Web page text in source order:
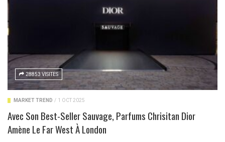
28853 VISITES
MARKET TREND / 1 OCT 2025
Avec Son Best-Seller Sauvage, Parfums Chrisitan Dior
Amène Le Far West À London